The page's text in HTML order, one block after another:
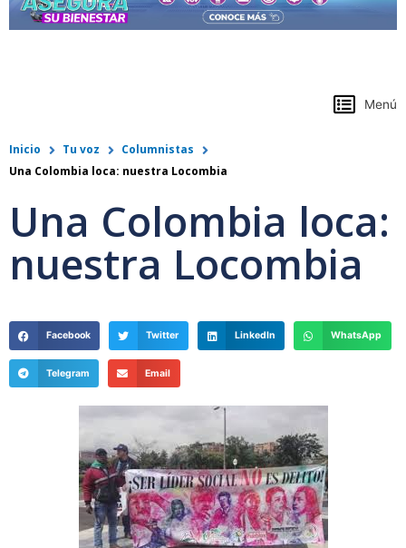
Menú
Inicio Tu voz
Columnistas
Una Colombia loca: nuestra Locombia
Una Colombia loca:
nuestra Locombia
Facebook Twitter LinkedIn WhatsApp
Telegram Email